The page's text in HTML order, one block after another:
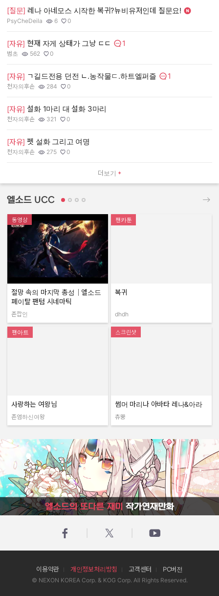
더보기
[질문] 레나 아네모스 시작한 복귀?뉴비유저인데 질문요!
작성자:
PsyCheDeila
조회수:
6
추천수:
0
[자유] 현재 자게 상태가 그냥 ㄷㄷ 댓글수:
1
작성자:
범초
조회수:
562
추천수:
0
[자유] ㄱ길드전용 던전 ㄴ.농작물ㄷ.하트엘퍼즐 댓글수:
1
작성자:
천자의후손
조회수:
284
추천수:
0
[자유] 설화 1마리 대 설화 3마리
작성자:
천자의후손
조회수:
321
추천수:
0
[자유] 펫 설화 그리고 여명
작성자:
천자의후손
조회수:
275
추천수:
0
엘소드 UCC
동영상
절망 속의 마지막 총성｜엘소드
페이탈 팬텀 시네마틱
작성자:
존깝인
팬카툰
복귀
dhdh
팬아트
사랑하는 여왕님
작성자:
존엄하신여왕
스크린샷
썸머 마리나 아바타 레나&아라
작성자:
츄뿡
엘소드의 또다른 재미 작가연재만화
이용약관 개인정보처리방침 고객센터 PC버전
© NEXON KOREA Corp. & KOG Corp. All Rights Reserved.